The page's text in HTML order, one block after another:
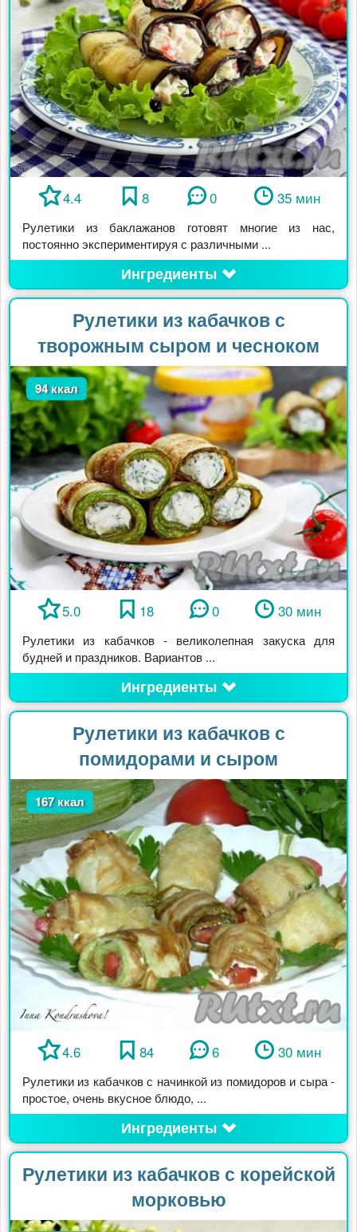
4.4 8 0 35 мин
Рулетики из баклажанов готовят многие из нас,
постоянно экспериментируя с различными ...
Ингредиенты
Рулетики из кабачков с
творожным сыром и чесноком
94 ккал
5.0 18 0 30 мин
Рулетики из кабачков - великолепная закуска для
будней и праздников. Вариантов ...
Ингредиенты
Рулетики из кабачков с
помидорами и сыром
167 ккал
4.6 84 6 30 мин
Рулетики из кабачков с начинкой из помидоров и сыра -
простое, очень вкусное блюдо, ...
Ингредиенты
Рулетики из кабачков с корейской
морковью